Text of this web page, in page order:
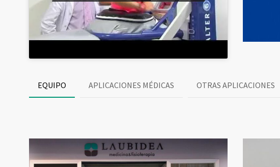
EQUIPO APLICACIONES MÉDICAS OTRAS APLICACIONES